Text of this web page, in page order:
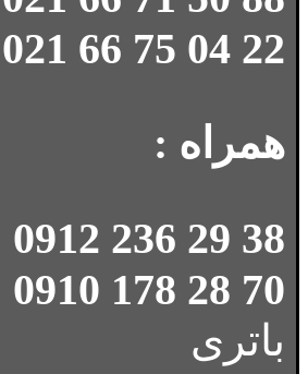
22 04 75 66 021
همراه :
38 29 236 0912
70 28 178 0910
باتری